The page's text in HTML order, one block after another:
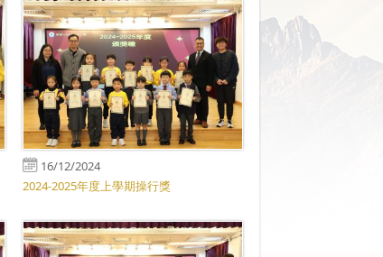
16/12/2024
2024-2025年度上學期操行獎